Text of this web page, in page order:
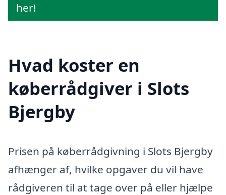
her!
Hvad koster en
køberrådgiver i Slots
Bjergby
Prisen på køberrådgivning i Slots Bjergby
afhænger af, hvilke opgaver du vil have
rådgiveren til at tage over på eller hjælpe